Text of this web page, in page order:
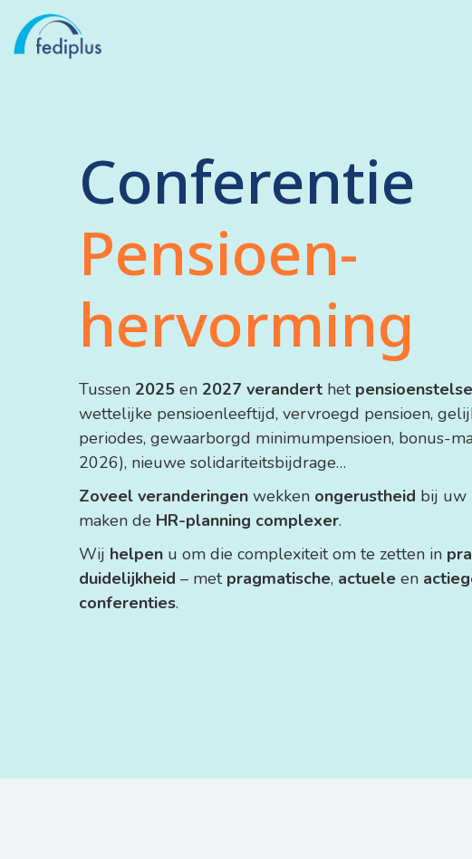
Conferentie
Pensioen-
hervorming
Tussen 2025 en 2027 verandert het
wettelijke pensioenleeftijd, vervroegd pensioen,
periodes, gewaarborgd minimumpensioen, bonus-
2026), nieuwe solidariteitsbijdrage…
Zoveel veranderingen wekken ongerustheid bij uw
maken de HR-planning complexer.
Wij helpen u om die complexiteit om te zetten in
duidelijkheid – met pragmatische, actuele en
conferenties.